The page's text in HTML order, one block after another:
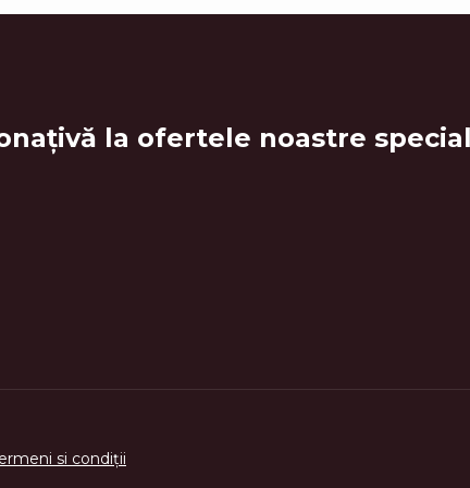
ă la ofertele noastre
si condiţii